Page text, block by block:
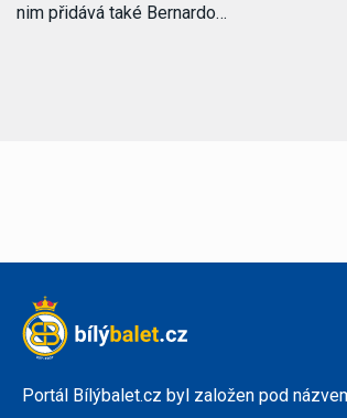
nim přidává také Bernardo…
Portál Bílýbalet.cz byl založen pod